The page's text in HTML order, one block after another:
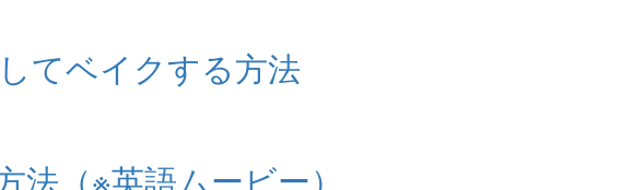
てベイクする方法
（※英語ムービー）